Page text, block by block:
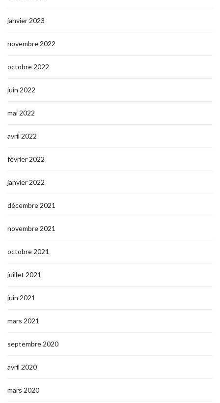
janvier 2023
novembre 2022
octobre 2022
juin 2022
mai 2022
avril 2022
février 2022
janvier 2022
décembre 2021
novembre 2021
octobre 2021
juillet 2021
juin 2021
mars 2021
septembre 2020
avril 2020
mars 2020